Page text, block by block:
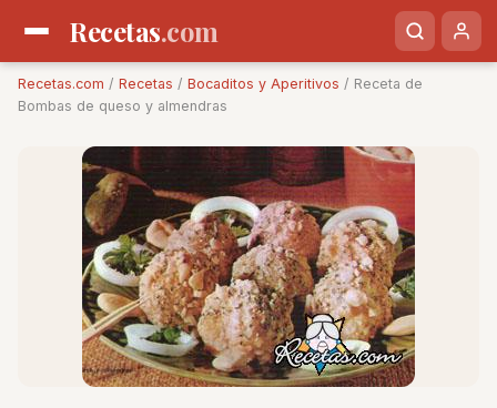
Recetas.com
Recetas.com / Recetas / Bocaditos y Aperitivos / Receta de
Bombas de queso y almendras